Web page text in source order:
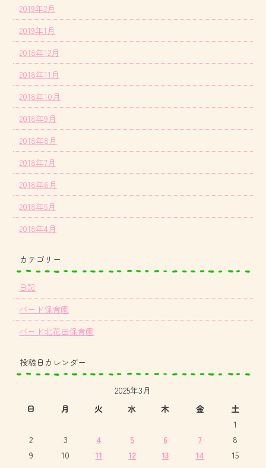
2019年2月
2019年1月
2018年12月
2018年11月
2018年10月
2018年9月
2018年8月
2018年7月
2018年6月
2018年5月
2018年4月
カテゴリー
日記
バード保育園
バード北花田保育園
投稿日カレンダー
2025年3月
日
月 火 水 木 金
土
1
2
3 4 5 6 7
8
9
10 11 12 13 14
15